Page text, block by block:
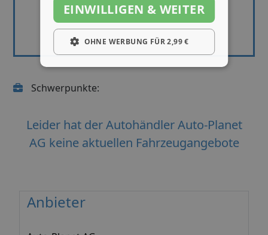
Schwerpunkte:
Leider hat der Autohändler Auto-Planet
AG keine aktuellen Fahrzeugangebote
Anbieter
EINWILLIGEN & WEITER
OHNE WERBUNG FÜR 2,99 €